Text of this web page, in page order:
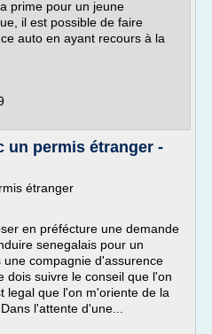
prime pour un jeune
il est possible de faire
auto en ayant recours à la
un permis étranger -
étranger
en préfécture une demande
senegalais pour un
compagnie d'assurence
dois suivre le conseil que l'on
legal que l'on m'oriente de la
l'attente d'une...